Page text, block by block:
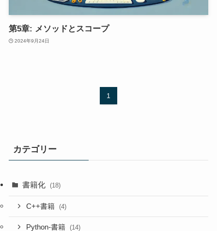
第5章: メソッドとスコープ
2024年9月24日
1
カテゴリー
書籍化 (18)
C++書籍 (4)
Python-書籍 (14)